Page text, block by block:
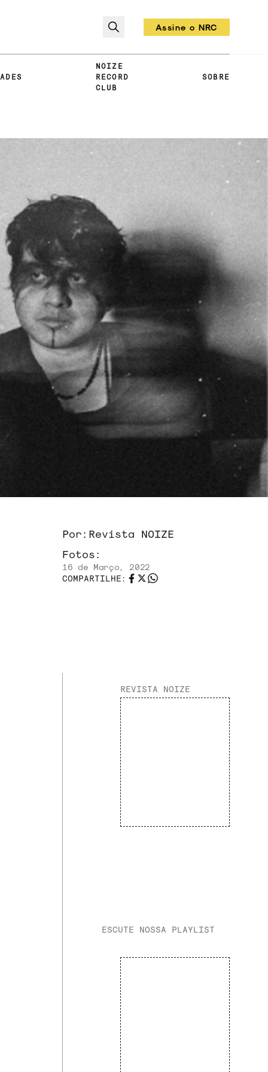
Assine o NRC
NOIZE
RECORD
CLUB
SOBRE
Por: Revista NOIZE
Fotos:
16 de Março, 2022
COMPARTILHE:
REVISTA NOIZE
ESCUTE NOSSA PLAYLIST